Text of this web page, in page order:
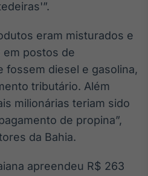
eram misturados e
postos de
fossem diesel e gasolina,
tributário. Além
milionárias teriam sido
de propina”,
da Bahia.
apreendeu R$ 263